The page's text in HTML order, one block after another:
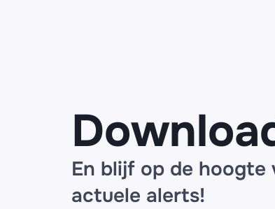
En blijf op de hoogte
actuele alerts!